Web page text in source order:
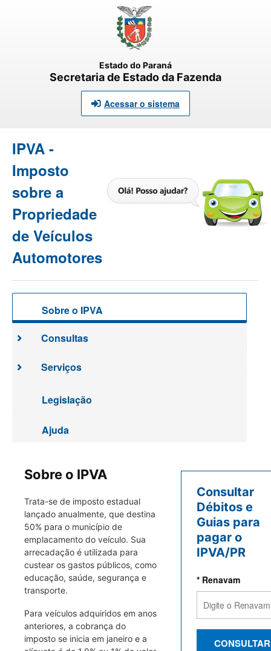
Estado do Paraná
Secretaria de Estado da Fazenda
Acessar o sistema
IPVA -
Imposto
sobre a
Propriedade
de Veículos
Automotores
Sobre o IPVA
Consultas
Serviços
Legislação
Ajuda
Sobre o IPVA
Trata-se de imposto estadual
lançado anualmente, que destina
50% para o município de
emplacamento do veículo. Sua
arrecadação é utilizada para
custear os gastos públicos, como
educação, saúde, segurança e
transporte.
Para veículos adquiridos em anos
anteriores, a cobrança do
imposto se inicia em janeiro e a
Consultar
Débitos e
Guias para
pagar o
IPVA/PR
* Renavam
CONSULTAR